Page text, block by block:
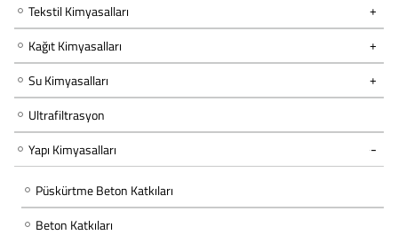
Tekstil Kimyasalları
Kağıt Kimyasalları
Su Kimyasalları
Ultrafiltrasyon
Yapı Kimyasalları
Püskürtme Beton Katkıları
Beton Katkıları